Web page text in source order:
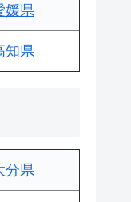
媛県
知県
分県